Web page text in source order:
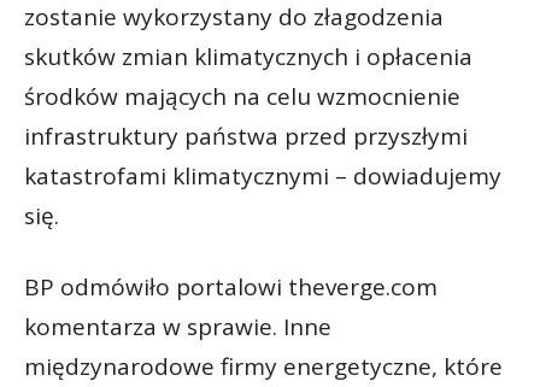
zostanie wykorzystany do złagodzenia
skutków zmian klimatycznych i opłacenia
środków mających na celu wzmocnienie
infrastruktury państwa przed przyszłymi
katastrofami klimatycznymi – dowiadujemy
się.
BP odmówiło portalowi theverge.com
komentarza w sprawie. Inne
międzynarodowe firmy energetyczne, które